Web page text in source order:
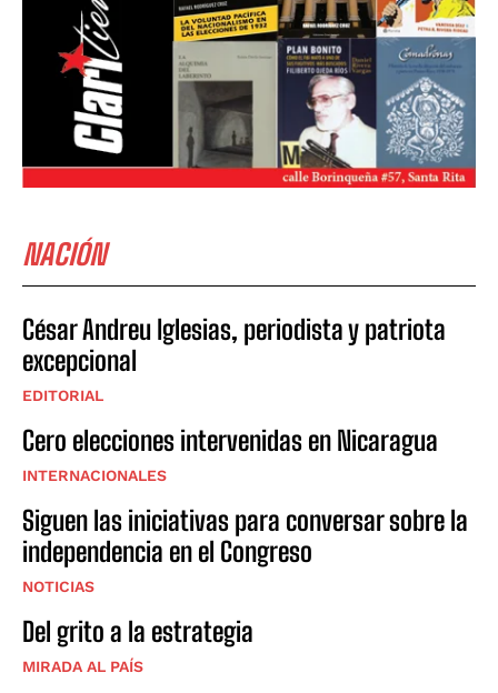
NACIÓN
César Andreu Iglesias, periodista y patriota
excepcional
EDITORIAL
Cero elecciones intervenidas en Nicaragua
INTERNACIONALES
Siguen las iniciativas para conversar sobre la
independencia en el Congreso
NOTICIAS
Del grito a la estrategia
MIRADA AL PAÍS